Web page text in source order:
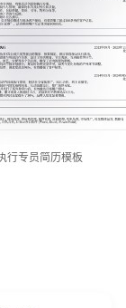
行专员简历模板